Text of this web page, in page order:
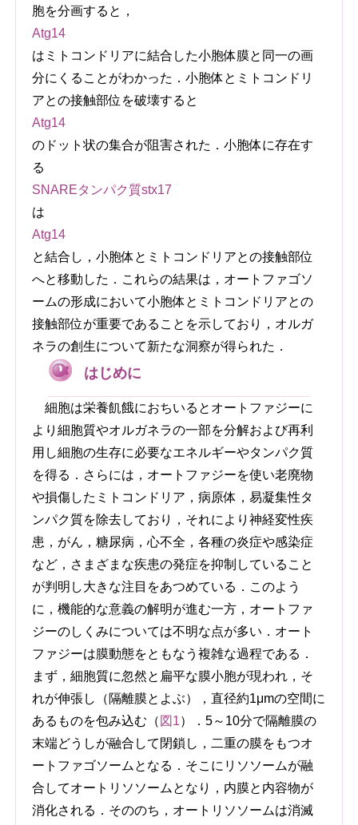
胞を分画すると，
Atg14
はミトコンドリアに結合した小胞体膜と同一の画
分にくることがわかった．小胞体とミトコンドリ
アとの接触部位を破壊すると
Atg14
のドット状の集合が阻害された．小胞体に存在す
る
SNAREタンパク質stx17
は
Atg14
と結合し，小胞体とミトコンドリアとの接触部位
へと移動した．これらの結果は，オートファゴソ
ームの形成において小胞体とミトコンドリアとの
接触部位が重要であることを示しており，オルガ
ネラの創生について新たな洞察が得られた．
はじめに
細胞は栄養飢餓におちいるとオートファジーに
より細胞質やオルガネラの一部を分解および再利
用し細胞の生存に必要なエネルギーやタンパク質
を得る．さらには，オートファジーを使い老廃物
や損傷したミトコンドリア，病原体，易凝集性タ
ンパク質を除去しており，それにより神経変性疾
患，がん，糖尿病，心不全，各種の炎症や感染症
など，さまざまな疾患の発症を抑制していること
が判明し大きな注目をあつめている．このよう
に，機能的な意義の解明が進む一方，オートファ
ジーのしくみについては不明な点が多い．オート
ファジーは膜動態をともなう複雑な過程である．
まず，細胞質に忽然と扁平な膜小胞が現われ，そ
れが伸張し（隔離膜とよぶ），直径約1μmの空間に
あるものを包み込む（ 図1）．5～10分で隔離膜の
末端どうしが融合して閉鎖し，二重の膜をもつオ
ートファゴソームとなる．そこにリソソームが融
合してオートリソソームとなり，内膜と内容物が
消化される．そののち，オートリソソームは消滅